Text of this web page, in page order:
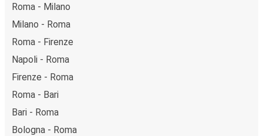
Roma - Milano
Milano - Roma
Roma - Firenze
Napoli - Roma
Firenze - Roma
Roma - Bari
Bari - Roma
Bologna - Roma